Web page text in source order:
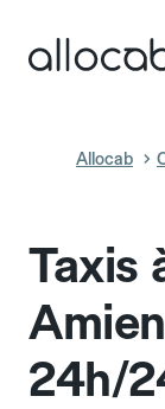
Allocab
Taxis
24h/